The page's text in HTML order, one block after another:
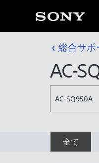
総合サポ
AC-
AC-SQ950A
全て